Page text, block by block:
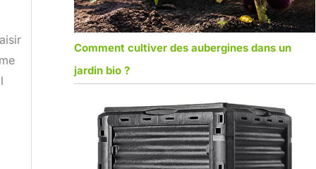
Comment cultiver des aubergines dans un
jardin bio ?